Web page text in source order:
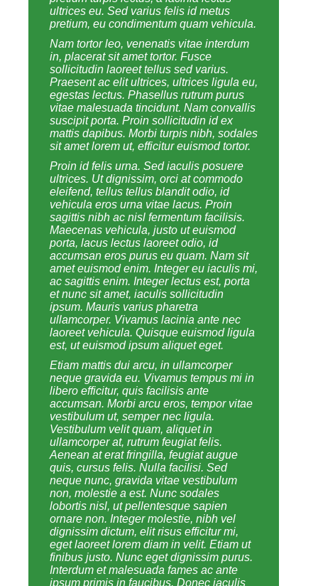
ultrices eu. Sed varius felis id metus
pretium, eu condimentum quam vehicula.
Nam tortor leo, venenatis vitae interdum
in, placerat sit amet tortor. Fusce
sollicitudin laoreet tellus sed varius.
Praesent ac elit ultrices, ultrices ligula eu,
egestas lectus. Phasellus rutrum purus
vitae malesuada tincidunt. Nam convallis
suscipit porta. Proin sollicitudin id ex
mattis dapibus. Morbi turpis nibh, sodales
sit amet lorem ut, efficitur euismod tortor.
Proin id felis urna. Sed iaculis posuere
ultrices. Ut dignissim, orci at commodo
eleifend, tellus tellus blandit odio, id
vehicula eros urna vitae lacus. Proin
sagittis nibh ac nisl fermentum facilisis.
Maecenas vehicula, justo ut euismod
porta, lacus lectus laoreet odio, id
accumsan eros purus eu quam. Nam sit
amet euismod enim. Integer eu iaculis mi,
ac sagittis enim. Integer lectus est, porta
et nunc sit amet, iaculis sollicitudin
ipsum. Mauris varius pharetra
ullamcorper. Vivamus lacinia ante nec
laoreet vehicula. Quisque euismod ligula
est, ut euismod ipsum aliquet eget.
Etiam mattis dui arcu, in ullamcorper
neque gravida eu. Vivamus tempus mi in
libero efficitur, quis facilisis ante
accumsan. Morbi arcu eros, tempor vitae
vestibulum ut, semper nec ligula.
Vestibulum velit quam, aliquet in
ullamcorper at, rutrum feugiat felis.
Aenean at erat fringilla, feugiat augue
quis, cursus felis. Nulla facilisi. Sed
neque nunc, gravida vitae vestibulum
non, molestie a est. Nunc sodales
lobortis nisl, ut pellentesque sapien
ornare non. Integer molestie, nibh vel
dignissim dictum, elit risus efficitur mi,
eget laoreet lorem diam in velit. Etiam ut
finibus justo. Nunc eget dignissim purus.
Interdum et malesuada fames ac ante
ipsum primis in faucibus. Donec iaculis